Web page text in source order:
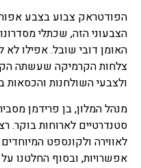
הפודטראק צבוע בצבע אפור
הצבעוני הזה, שכתלי
האומן דובי שובל. אפילו לא
צלחות הקרמיקה שעשתה
ולצבעי השולחנות והכסאות
מנהל המלון, בן פרידמן
סטנדרטיים לארוחות בוקר.
לאווירה ולקונספט
אפשרויות, ובסוף החלטנו